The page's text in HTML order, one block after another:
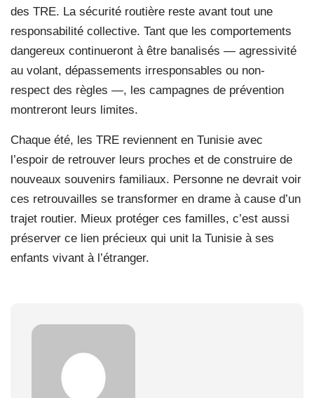
des TRE. La sécurité routière reste avant tout une
responsabilité collective. Tant que les comportements
dangereux continueront à être banalisés — agressivité
au volant, dépassements irresponsables ou non-
respect des règles —, les campagnes de prévention
montreront leurs limites.
Chaque été, les TRE reviennent en Tunisie avec
l’espoir de retrouver leurs proches et de construire de
nouveaux souvenirs familiaux. Personne ne devrait voir
ces retrouvailles se transformer en drame à cause d’un
trajet routier. Mieux protéger ces familles, c’est aussi
préserver ce lien précieux qui unit la Tunisie à ses
enfants vivant à l’étranger.